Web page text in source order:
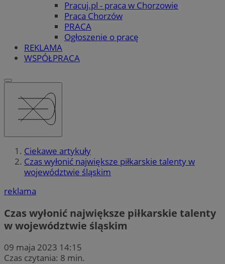
Pracuj.pl - praca w Chorzowie
Praca Chorzów
PRACA
Ogłoszenie o pracę
REKLAMA
WSPÓŁPRACA
Ciekawe artykuły
Czas wyłonić największe piłkarskie talenty w
województwie śląskim
reklama
Czas wyłonić największe piłkarskie talenty
w województwie śląskim
09 maja 2023 14:15
Czas czytania: 8 min.